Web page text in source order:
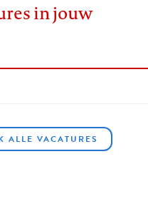
in jouw
ALLE VACATURES